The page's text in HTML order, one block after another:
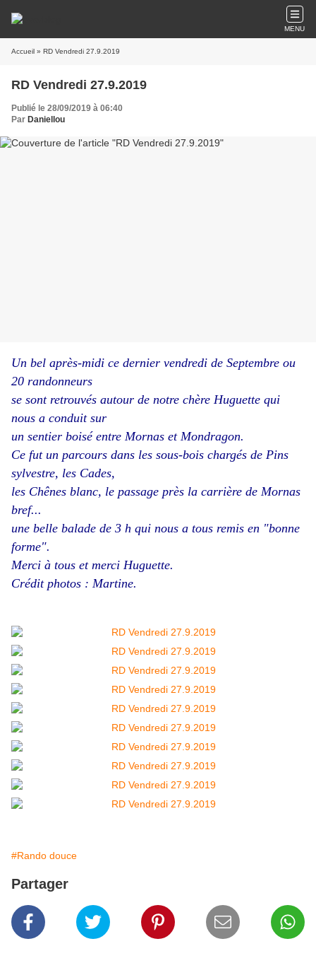
MENU
Accueil » RD Vendredi 27.9.2019
RD Vendredi 27.9.2019
Publié le 28/09/2019 à 06:40
Par Daniellou
Un bel après-midi ce dernier vendredi de Septembre ou
20 randonneurs
se sont retrouvés autour de notre chère Huguette qui
nous a conduit sur
un sentier boisé entre Mornas et Mondragon.
Ce fut un parcours dans les sous-bois chargés de Pins
sylvestre, les Cades,
les Chênes blanc, le passage près la carrière de Mornas
bref...
une belle balade de 3 h qui nous a tous remis en "bonne
forme".
Merci à tous et merci Huguette.
Crédit photos : Martine.
#Rando douce
Partager